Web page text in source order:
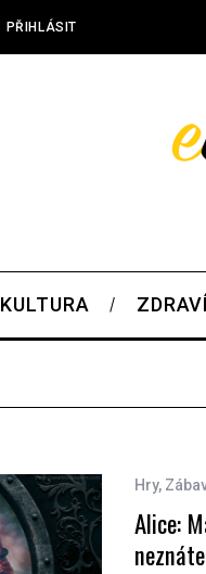
PŘIHLÁSIT
KULTURA ZDRAVÍ
Hry,
Alice:
neznáte